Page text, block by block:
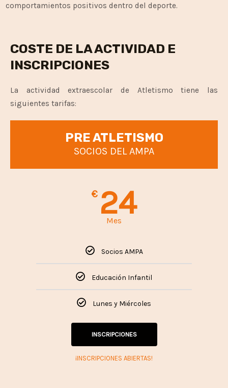
comportamientos positivos dentro del deporte.
COSTE DE LA ACTIVIDAD E
INSCRIPCIONES
La actividad extraescolar de Atletismo tiene las
siguientes tarifas:
PRE ATLETISMO
SOCIOS DEL AMPA
€ 24
Mes
Socios AMPA
Educación Infantil
Lunes y Miércoles
INSCRIPCIONES
¡INSCRIPCIONES ABIERTAS!